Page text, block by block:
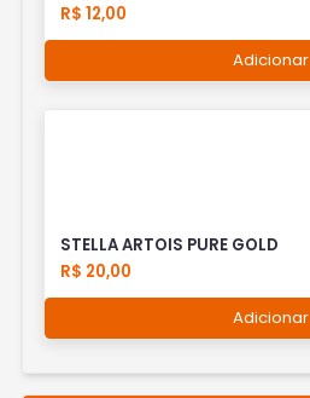
R$ 12,00
Adicionar
STELLA ARTOIS PURE GOLD
R$ 20,00
Adicionar